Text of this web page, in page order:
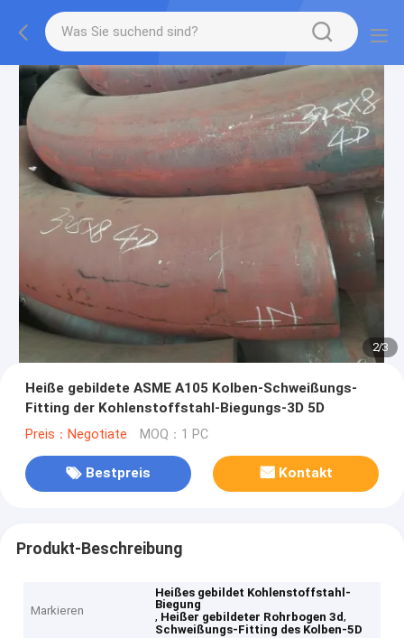
2/3
Heiße gebildete ASME A105 Kolben-Schweißungs-
Fitting der Kohlenstoffstahl-Biegungs-3D 5D
Preis：Negotiate MOQ：1 PC
Bestpreis Kontakt
Produkt-Beschreibung
Markieren
Heißes gebildet Kohlenstoffstahl-
Biegung
, Heißer gebildeter Rohrbogen 3d,
Schweißungs-Fitting des Kolben-5D